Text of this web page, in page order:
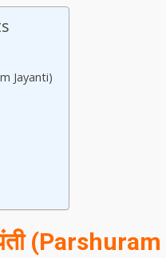
Jayanti)
(Parshuram